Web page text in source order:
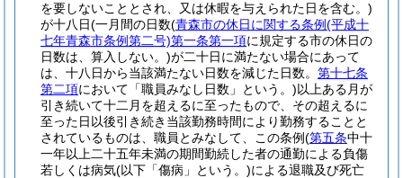
を要しないこととされ、又は休暇を与えられた日を含む。)
が十八日(一月間の日数(青森市の休日に関する条例(平成十
七年青森市条例第二号)第一条第一項に規定する市の休日の
日数は、算入しない。)が二十日に満たない場合にあって
は、十八日から当該満たない日数を減じた日数。 第十七条
第二項において「職員みなし日数」という。)以上ある月が
引き続いて十二月を超えるに至ったもので、その超えるに
至った日以後引き続き当該勤務時間により勤務することと
されているものは、職員とみなして、この条例(第五条中十
一年以上二十五年未満の期間勤続した者の通勤による負傷
若しくは病気(以下「傷病」という。)による退職及び死亡